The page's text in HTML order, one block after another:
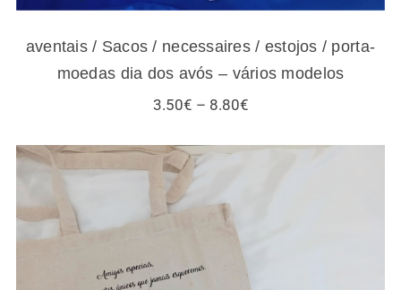
aventais / Sacos / necessaires / estojos / porta-
moedas dia dos avós – vários modelos
3.50€ – 8.80€Price